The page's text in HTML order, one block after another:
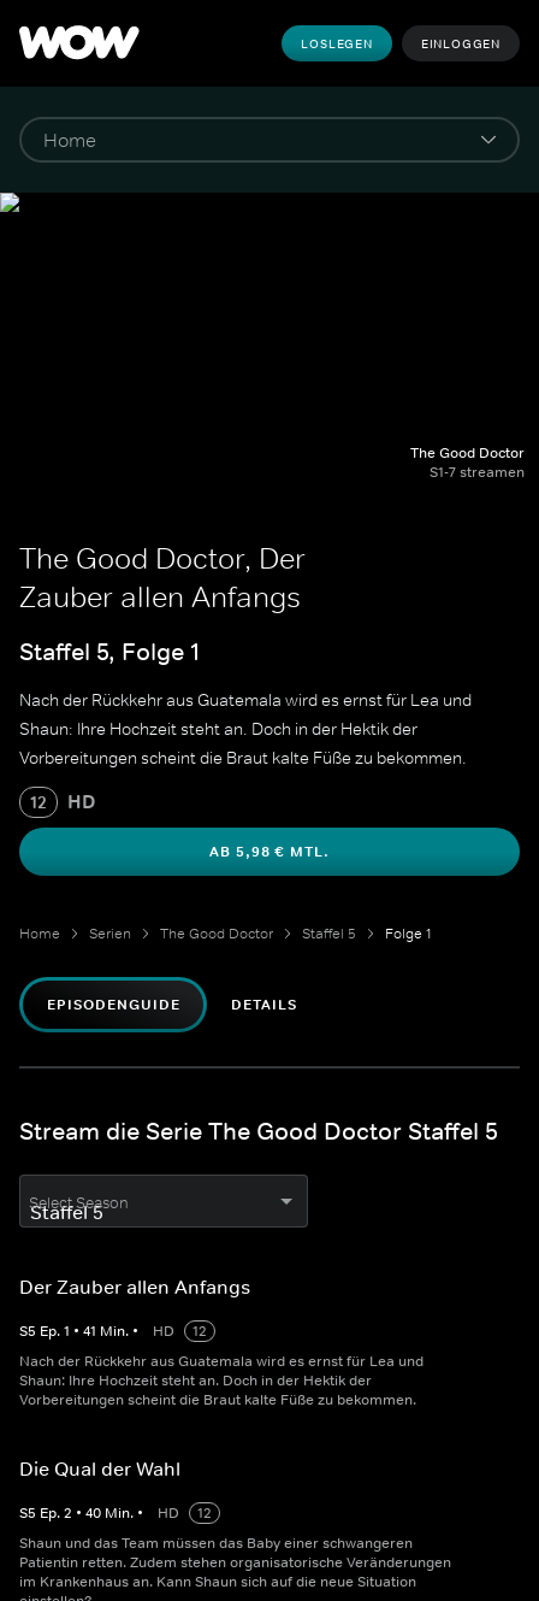
LOSLEGEN EINLOGGEN
The Good Doctor
S1-7 streamen
The Good Doctor, Der
Zauber allen Anfangs
Staffel 5, Folge 1
Nach der Rückkehr aus Guatemala wird es ernst für Lea und
Shaun: Ihre Hochzeit steht an. Doch in der Hektik der
Vorbereitungen scheint die Braut kalte Füße zu bekommen.
12 HD
AB 5,98 € MTL.
Home Serien The Good Doctor Staffel 5 Folge 1
EPISODENGUIDE DETAILS
Stream die Serie The Good Doctor Staffel 5
Select Season
Der Zauber allen Anfangs
S5 Ep.1 • 41 Min. • HD
12
Nach der Rückkehr aus Guatemala wird es ernst für Lea und
Shaun: Ihre Hochzeit steht an. Doch in der Hektik der
Vorbereitungen scheint die Braut kalte Füße zu bekommen.
Die Qual der Wahl
S5 Ep.2 • 40 Min. • HD
12
Shaun und das Team müssen das Baby einer schwangeren
Patientin retten. Zudem stehen organisatorische Veränderungen
im Krankenhaus an. Kann Shaun sich auf die neue Situation